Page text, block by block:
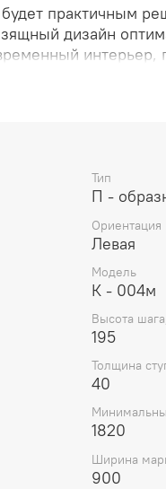
практичным
дизайн
интерьер,
Тип
П -
Ориентация
Левая
Модель
К - 004м
Высота
195
Толщина
40
1820
Ширина
900